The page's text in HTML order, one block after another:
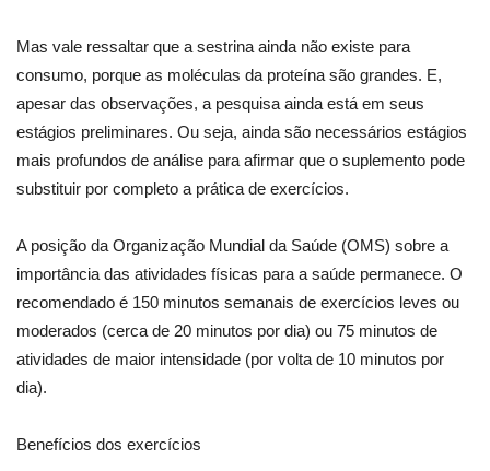
Mas vale ressaltar que a sestrina ainda não existe para
consumo, porque as moléculas da proteína são grandes. E,
apesar das observações, a pesquisa ainda está em seus
estágios preliminares. Ou seja, ainda são necessários estágios
mais profundos de análise para afirmar que o suplemento pode
substituir por completo a prática de exercícios.
A posição da Organização Mundial da Saúde (OMS) sobre a
importância das atividades físicas para a saúde permanece. O
recomendado é 150 minutos semanais de exercícios leves ou
moderados (cerca de 20 minutos por dia) ou 75 minutos de
atividades de maior intensidade (por volta de 10 minutos por
dia).
Benefícios dos exercícios